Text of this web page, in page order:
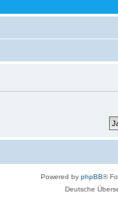
Powered by phpBB®
Deutsche